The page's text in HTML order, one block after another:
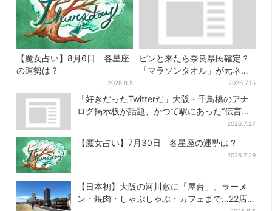
【魔女占い】8月6日 各星座
の運勢は？
2026.8.5
ピンと来たら奈良県民確定？
「マラソンタオル」が元ネタ
の汗取りインナー、販売数5万
枚突破
2026.7.15
「好きだったTwitterだ」大阪・千鳥橋のアナ
ログ掲示板が話題、かつて駅にあった“伝言
2026.7.27
【魔女占い】7月30日 各星座の運勢は？
2026.7.29
【日本初】大阪の河川敷に「屋台」、ラーメ
ン・焼肉・しゃぶしゃぶ・カフェまで…22店